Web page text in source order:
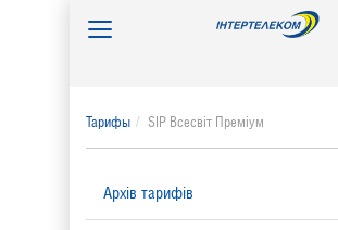
Toggle
Тарифы SIP Всесвіт Преміум
Архів тарифів